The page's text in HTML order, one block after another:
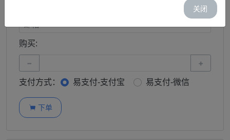
购买:
− +
支付方式： 易支付-支付宝 易支付-微信
 下单
关闭